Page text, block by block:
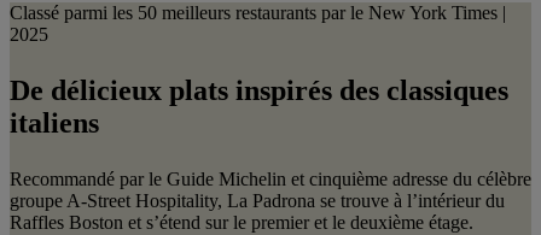
Classé parmi les 50 meilleurs restaurants par le New York Times |
2025
De délicieux plats inspirés des classiques
italiens
Recommandé par le Guide Michelin et cinquième adresse du célèbre
groupe A-Street Hospitality, La Padrona se trouve à l’intérieur du
Raffles Boston et s’étend sur le premier et le deuxième étage.